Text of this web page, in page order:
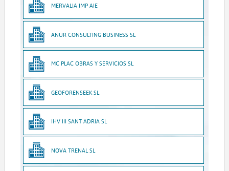
MERVALIA IMP AIE
ANUR CONSULTING BUSINESS SL
MC PLAC OBRAS Y SERVICIOS SL
GEOFORENSEEK SL
IHV III SANT ADRIA SL
NOVA TRENAL SL